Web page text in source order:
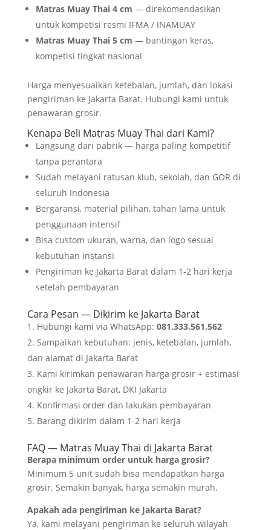
Matras Muay Thai 4 cm — direkomendasikan
untuk kompetisi resmi IFMA / INAMUAY
Matras Muay Thai 5 cm — bantingan keras,
kompetisi tingkat nasional
Harga menyesuaikan ketebalan, jumlah, dan lokasi
pengiriman ke Jakarta Barat. Hubungi kami untuk
penawaran grosir.
Kenapa Beli Matras Muay Thai dari Kami?
Langsung dari pabrik — harga paling kompetitif
tanpa perantara
Sudah melayani ratusan klub, sekolah, dan GOR di
seluruh Indonesia
Bergaransi, material pilihan, tahan lama untuk
penggunaan intensif
Bisa custom ukuran, warna, dan logo sesuai
kebutuhan instansi
Pengiriman ke Jakarta Barat dalam 1-2 hari kerja
setelah pembayaran
Cara Pesan — Dikirim ke Jakarta Barat
Hubungi kami via WhatsApp: 081.333.561.562
Sampaikan kebutuhan: jenis, ketebalan, jumlah,
dan alamat di Jakarta Barat
Kami kirimkan penawaran harga grosir + estimasi
ongkir ke Jakarta Barat, DKI Jakarta
Konfirmasi order dan lakukan pembayaran
Barang dikirim dalam 1-2 hari kerja
FAQ — Matras Muay Thai di Jakarta Barat
Berapa minimum order untuk harga grosir?
Minimum 5 unit sudah bisa mendapatkan harga
grosir. Semakin banyak, harga semakin murah.
Apakah ada pengiriman ke Jakarta Barat?
Ya, kami melayani pengiriman ke seluruh wilayah